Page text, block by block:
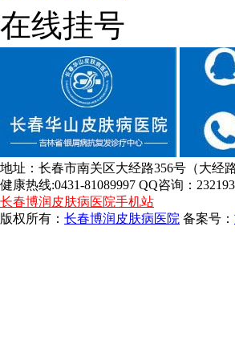
在线挂号
地址：长春市南关区大经路356号（大经
健康热线:0431-81089997 QQ咨询：
长春博润皮肤病医院手机站
版权所有： 长春博润皮肤病医院 备案号：